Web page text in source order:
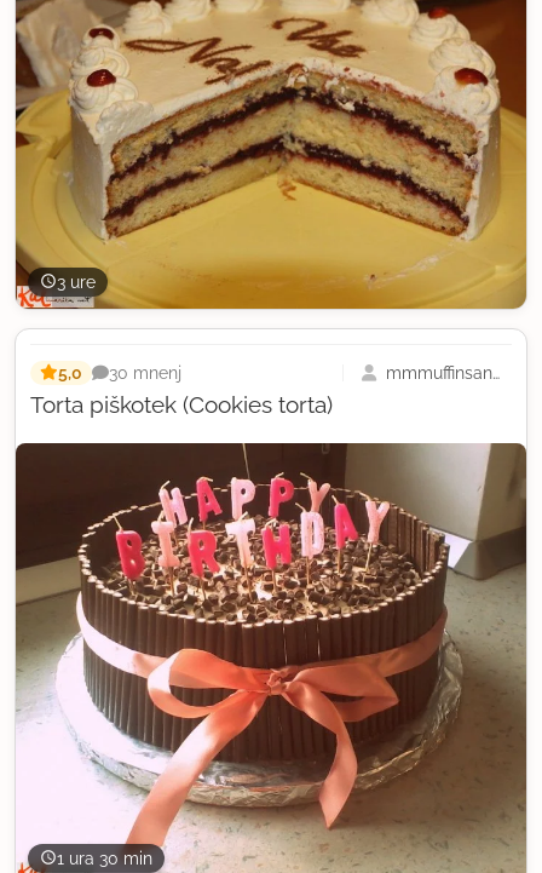
3 ure
1 ura 30 min
Torta piškotek (Cookies torta)
5,0 30 mnenj mmmuffinsandco